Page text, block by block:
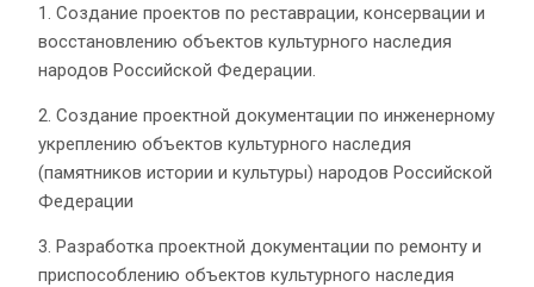
1. Создание проектов по реставрации, консервации и
восстановлению объектов культурного наследия
народов Российской Федерации.
2. Создание проектной документации по инженерному
укреплению объектов культурного наследия
(памятников истории и культуры) народов Российской
Федерации
3. Разработка проектной документации по ремонту и
приспособлению объектов культурного наследия